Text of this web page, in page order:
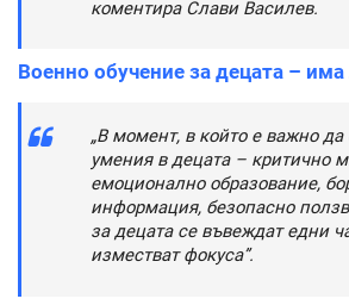
коментира Слави Василев.
Военно обучение за децата –
„В момент, в който е важно да
умения в децата – критично
емоционално образование,
информация, безопасно
за децата се въвеждат едни
изместват фокуса”.